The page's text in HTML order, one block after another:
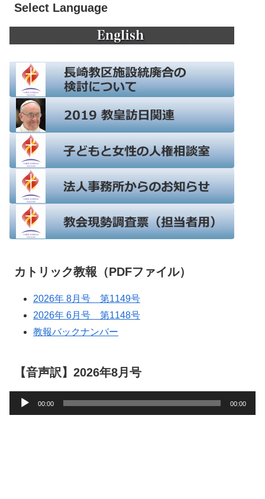
Select Language
カトリック教報（PDFファイル）
2026年 8月号 第1149号
2026年 6月号 第1148号
教報バックナンバー
【音声訳】2026年8月号
声
00:00 00:00